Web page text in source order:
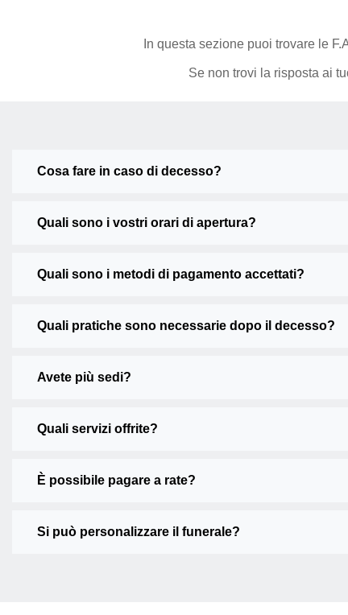
In questa sezione puoi trovare le
Se non trovi la risposta ai
Cosa fare in caso di decesso?
Quali sono i vostri orari di apertura?
Quali sono i metodi di pagamento accettati?
Quali pratiche sono necessarie dopo il decesso?
Avete più sedi?
Quali servizi offrite?
È possibile pagare a rate?
Si può personalizzare il funerale?